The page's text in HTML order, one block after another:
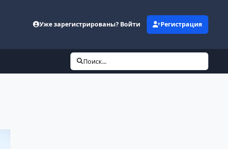
Уже зарегистрированы? Войти Регистрация
Поиск...